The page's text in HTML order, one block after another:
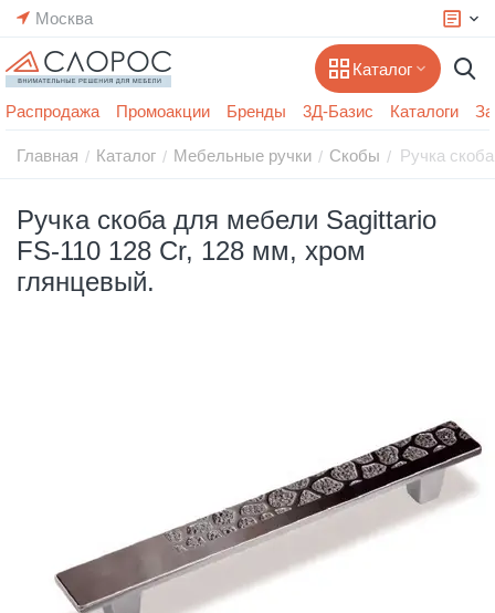
Москва
Каталог
Распродажа Промоакции Бренды 3Д-Базис Каталоги
Главная / Каталог / Мебельные ручки / Скобы / Ручка
Ручка скоба для мебели Sagittario
FS-110 128 Cr, 128 мм, хром
глянцевый.